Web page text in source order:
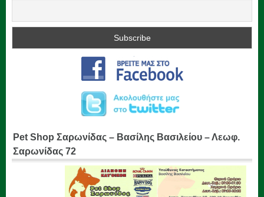
Pet Shop Σαρωνίδας – Βασίλης Βασιλείου – Λεωφ.
Σαρωνίδας 72